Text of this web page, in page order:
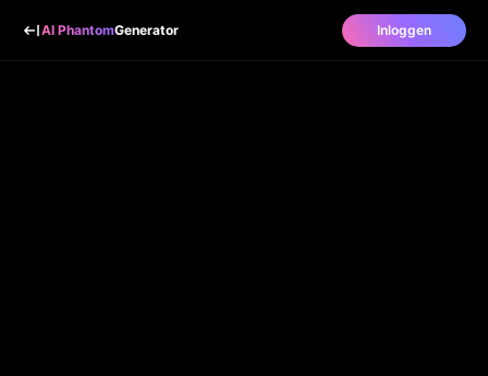
AI PhantomGenerator Inloggen